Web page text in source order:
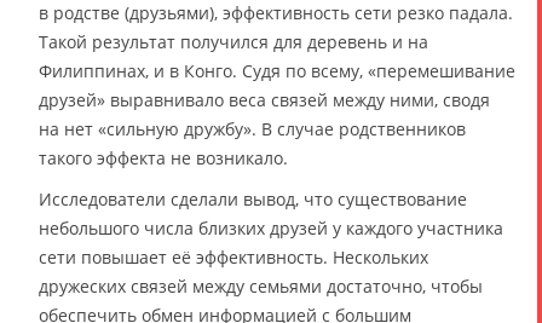
в родстве (друзьями), эффективность сети резко падала.
Такой результат получился для деревень и на
Филиппинах, и в Конго. Судя по всему, «перемешивание
друзей» выравнивало веса связей между ними, сводя
на нет «сильную дружбу». В случае родственников
такого эффекта не возникало.
Исследователи сделали вывод, что существование
небольшого числа близких друзей у каждого участника
сети повышает её эффективность. Нескольких
дружеских связей между семьями достаточно, чтобы
обеспечить обмен информацией с большим